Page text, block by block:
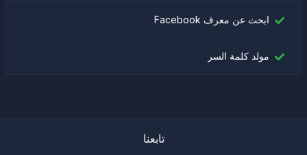
ابحث عن معرف Facebook
مولد كلمة السر
تابعنا